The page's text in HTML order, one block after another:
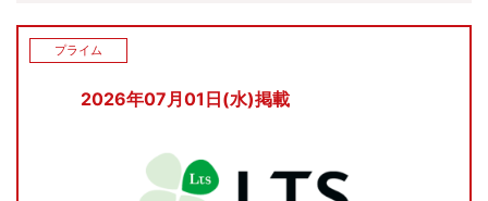
2026年07月01日(水)掲載
プライム